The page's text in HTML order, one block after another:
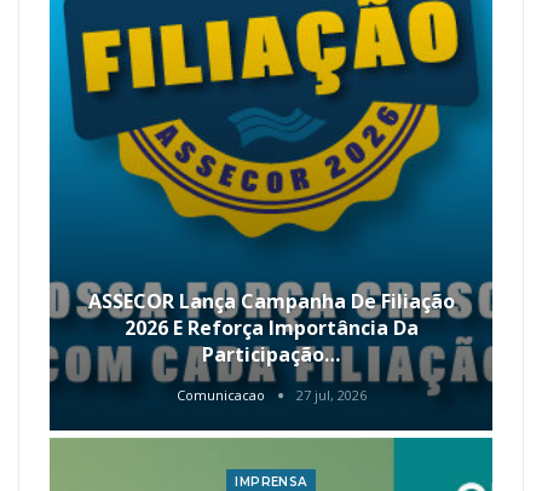
ASSECOR Lança Campanha De Filiação
2026 E Reforça Importância Da
Participação…
Comunicacao 27 jul, 2026
IMPRENSA